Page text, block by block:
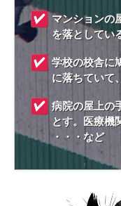
マンションの
を落としてい
学校の校舎に
に落ちていて
病院の屋上の
とす。医療機
・・・など